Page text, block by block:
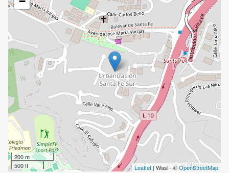
200 m
500 ft
Leaflet | Wasi - ©OpenStreetMap